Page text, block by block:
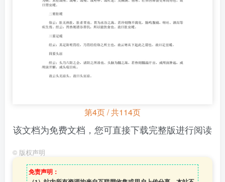
第4页 / 共114页
该文档为免费文档，您可直接下载完整版进行阅读
© 版权声明
免责声明：